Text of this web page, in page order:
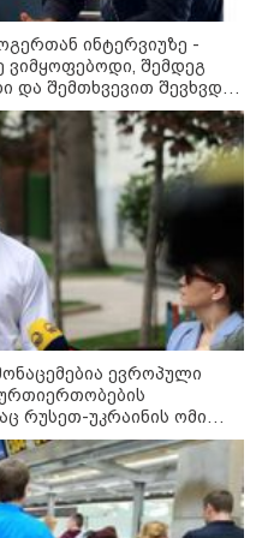
მოუძებნოთ. ეცადეთ,
და თავი
ჩაფხუტი
ზომები, ტიპები და
სტანდარტები
ქაოსი სახლში:
მთავარი მიზეზი,
უწესრიგობა
დალაგების
ნიშნების ცხოვრება
180 გრადუსით
ინტერვიუზე -
ვიმყოფებოდი, შემდეგ
და შემთხვევით შევხვდი
სიუჟეტს აკეთებდა
პრობლემას ვერ ვხედავ
ევროპული
რუსეთ-უკრაინის ომი